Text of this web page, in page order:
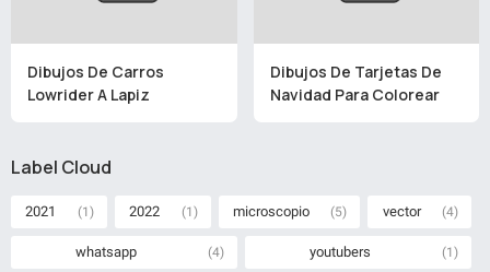
Dibujos De Carros
Lowrider A Lapiz
Dibujos De Tarjetas De
Navidad Para Colorear
Label Cloud
2021 (1) 2022 (1) microscopio (5) vector (4)
whatsapp (4) youtubers (1)